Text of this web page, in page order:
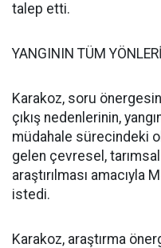
talep etti.
YANGININ TÜM
Karakoz, soru
çıkış nedenlerinin,
müdahale sürecindeki
gelen çevresel,
araştırılması amacıyla
istedi.
Karakoz, araştırma